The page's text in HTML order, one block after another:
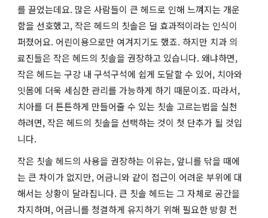
를 끌었는데요. 많은 사람들이 큰 헤드로 인해 느껴지는 개운
함을 선호했고, 작은 헤드의 칫솔은 덜 효과적이라는 인식이
퍼졌어요. 어린이용으로만 여겨지기도 했죠. 하지만 치과 의
료진들은 작은 헤드의 칫솔을 권장하고 있습니다. 왜냐하면,
작은 헤드는 구강 내 구석구석에 쉽게 도달할 수 있어, 치아와
잇몸에 더욱 세심한 관리를 가능하게 하기 때문이죠. 따라서,
치아를 더 튼튼하게 만들어줄 수 있는 칫솔 고르는법을 실천
하려면, 작은 헤드의 칫솔을 선택하는 것이 첫 단추가 될 것입
니다.
작은 칫솔 헤드의 사용을 권장하는 이유는, 앞니를 닦을 때에
는 큰 차이가 없지만, 어금니와 같이 접근이 어려운 부위에 대
해서는 상황이 달라집니다. 큰 칫솔 헤드는 그 자체로 공간을
차지하며, 어금니를 청결하게 유지하기 위해 필요한 방향 전